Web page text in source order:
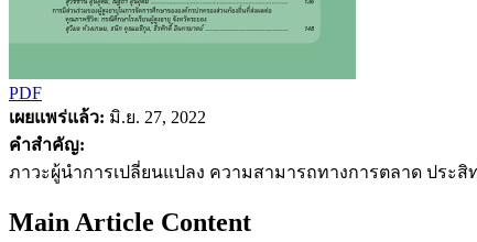
PDF
เผยแพร่แล้ว: มิ.ย. 27, 2022
คำสำคัญ:
ภาวะผู้นำการเปลี่ยนแปลง ความสามารถทางการตลาด ประ
Main Article Content